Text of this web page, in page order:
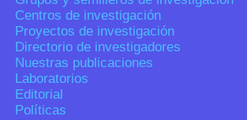
Centros de investigación
Proyectos de investigación
Directorio de investigadores
Nuestras publicaciones
Laboratorios
Editorial
Políticas